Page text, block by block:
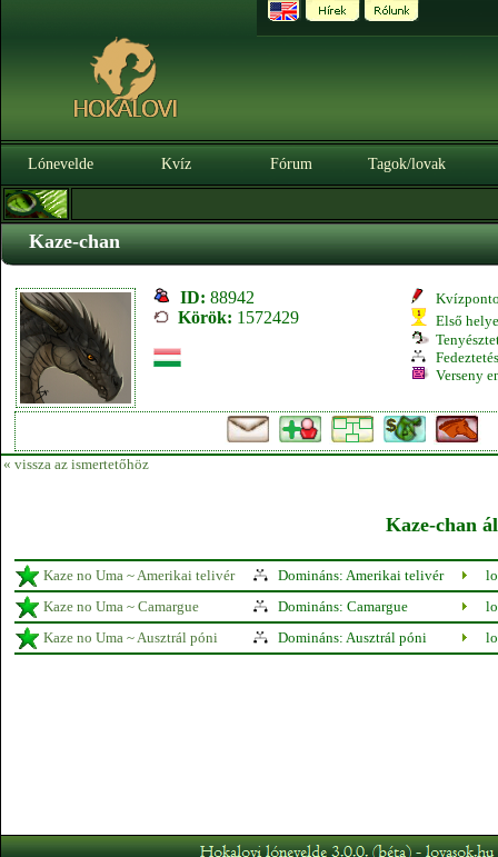
Lónevelde Kvíz Fórum Tagok/lovak
Kaze-chan
ID: 88942
Körök: 1572429
Első
Verseny
« vissza az ismertetőhöz
Kaze-chan
Kaze no Uma ~ Amerikai telivér Domináns: Amerikai telivér
Kaze no Uma ~ Camargue
Domináns: Camargue
Kaze no Uma ~ Ausztrál póni
Domináns: Ausztrál póni